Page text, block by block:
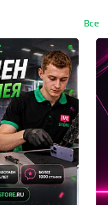
Все